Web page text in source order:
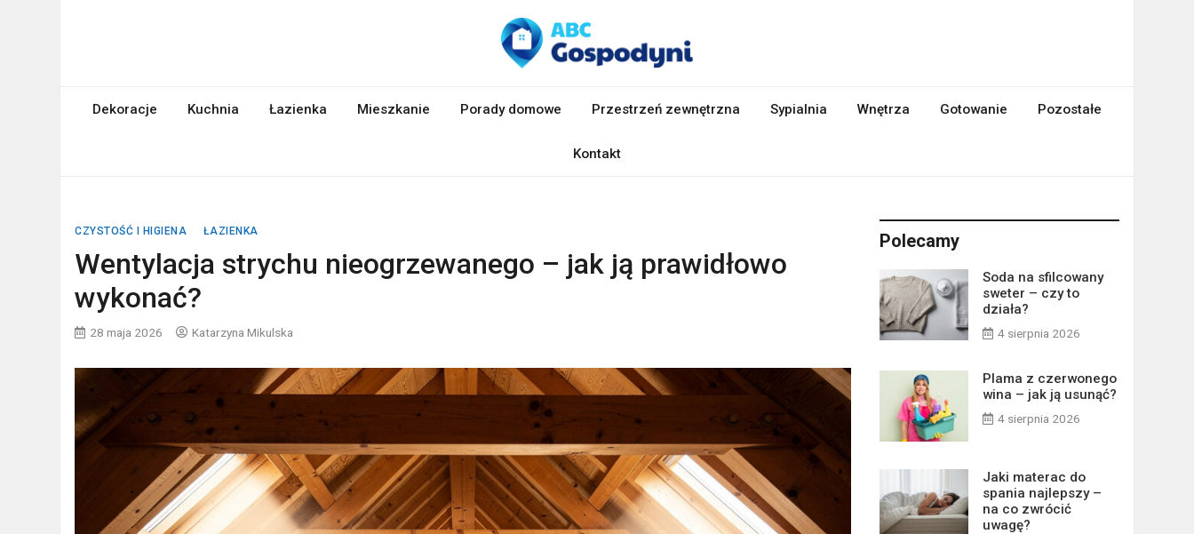
abcgospodyni.pl
Dekoracje Kuchnia Łazienka Mieszkanie Porady domowe Przestrzeń zewnętrzna Sypialnia Wnętrza Gotowanie Pozostałe
Kontakt
CZYSTOŚĆ I HIGIENA ŁAZIENKA
Wentylacja strychu nieogrzewanego – jak ją prawidłowo
wykonać?
28 maja 2026 Katarzyna Mikulska
Polecamy
Soda na sfilcowany
sweter – czy to
działa?
4 sierpnia 2026
Plama z czerwonego
wina – jak ją usunąć?
4 sierpnia 2026
Jaki materac do
spania najlepszy –
na co zwrócić
uwagę?